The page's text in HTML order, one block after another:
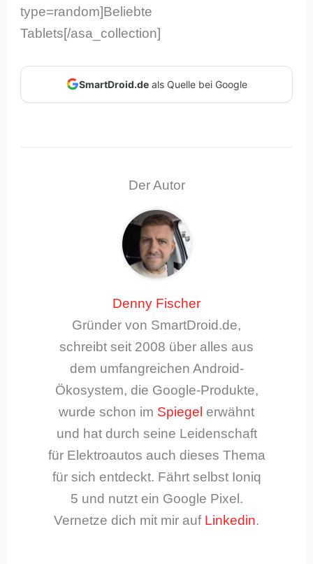
type=random]Beliebte
Tablets[/asa_collection]
SmartDroid.deals Quelle bei Google
Der Autor
Denny Fischer
Gründer von SmartDroid.de,
schreibt seit 2008 über alles aus
dem umfangreichen Android-
Ökosystem, die Google-Produkte,
wurde schon im Spiegel erwähnt
und hat durch seine Leidenschaft
für Elektroautos auch dieses Thema
für sich entdeckt. Fährt selbst Ioniq
5 und nutzt ein Google Pixel.
Vernetze dich mit mir auf Linkedin.